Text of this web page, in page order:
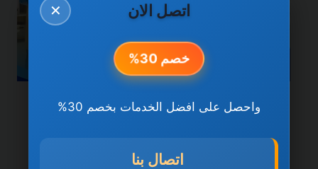
خدمات راس الخيمة
شركة تنظيف منازل في راس
✕ اتصل الان
خصم 30%
واحصل على افضل الخدمات بخصم 30%
اتصال بنا